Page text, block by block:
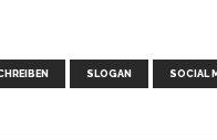
SLOGAN SOCIAL